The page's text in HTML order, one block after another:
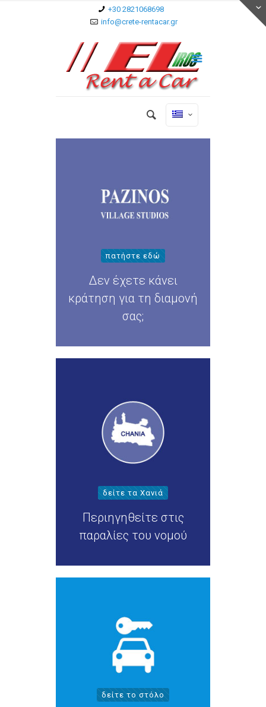
+30 2821068698
info@crete-rentacar.gr
πατήστε εδώ
Δεν έχετε κάνει
κράτηση για τη διαμονή
σας;
δείτε τα Χανιά
Περιηγηθείτε στις
παραλίες του νομού
δείτε το στόλο